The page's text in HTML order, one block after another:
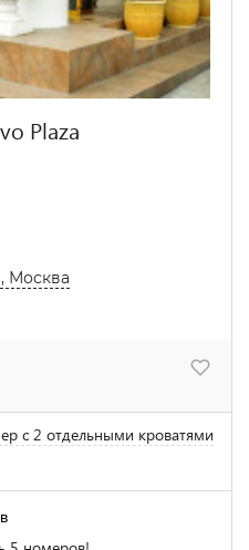
Plaza
Москва
с 2 отдельными кроватями